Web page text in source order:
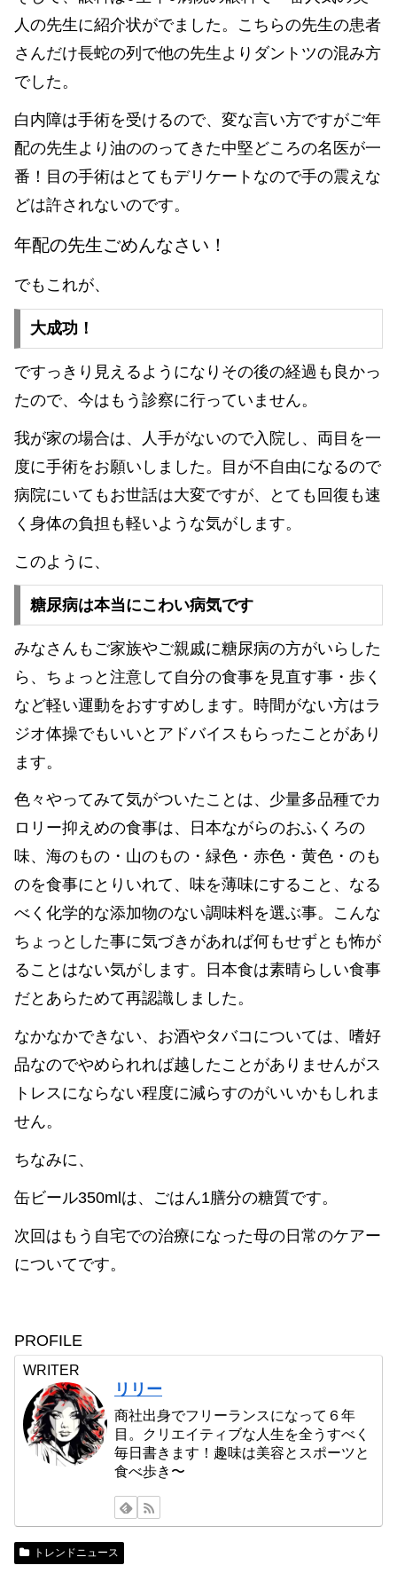
人の先生に紹介状がでました。こちらの先生の患者
さんだけ長蛇の列で他の先生よりダントツの混み方
でした。
白内障は手術を受けるので、変な言い方ですがご年
配の先生より油ののってきた中堅どころの名医が一
番！目の手術はとてもデリケートなので手の震えな
どは許されないのです。
年配の先生ごめんなさい！
でもこれが、
大成功！
ですっきり見えるようになりその後の経過も良かっ
たので、今はもう診察に行っていません。
我が家の場合は、人手がないので入院し、両目を一
度に手術をお願いしました。目が不自由になるので
病院にいてもお世話は大変ですが、とても回復も速
く身体の負担も軽いような気がします。
このように、
糖尿病は本当にこわい病気です
みなさんもご家族やご親戚に糖尿病の方がいらした
ら、ちょっと注意して自分の食事を見直す事・歩く
など軽い運動をおすすめします。時間がない方はラ
ジオ体操でもいいとアドバイスもらったことがあり
ます。
色々やってみて気がついたことは、少量多品種でカ
ロリー抑えめの食事は、日本ながらのおふくろの
味、海のもの・山のもの・緑色・赤色・黄色・のも
のを食事にとりいれて、味を薄味にすること、なる
べく化学的な添加物のない調味料を選ぶ事。こんな
ちょっとした事に気づきがあれば何もせずとも怖が
ることはない気がします。日本食は素晴らしい食事
だとあらためて再認識しました。
なかなかできない、お酒やタバコについては、嗜好
品なのでやめられれば越したことがありませんがス
トレスにならない程度に減らすのがいいかもしれま
せん。
ちなみに、
缶ビール350mlは、ごはん1膳分の糖質です。
次回はもう自宅での治療になった母の日常のケアー
についてです。
PROFILE
WRITER
リリー
商社出身でフリーランスになって６年
目。クリエイティブな人生を全うすべく
毎日書きます！趣味は美容とスポーツと
食べ歩き〜
トレンドニュース